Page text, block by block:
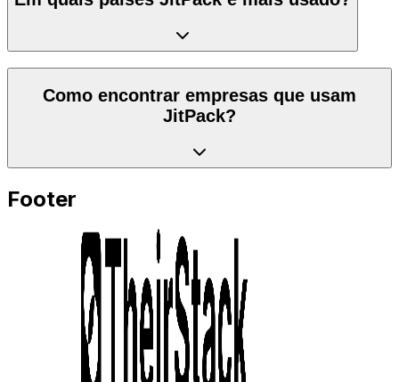
Como encontrar empresas que usam
JitPack?
Footer